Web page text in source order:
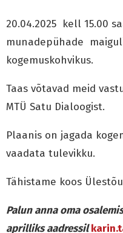
20.04.2025 kell 15.00
munadepühade
kogemuskohvikus.
Taas võtavad meid
MTÜ Satu Dialoogist.
Plaanis on jagada
vaadata tulevikku.
Tähistame koos
Palun anna oma
aprilliks aadressil